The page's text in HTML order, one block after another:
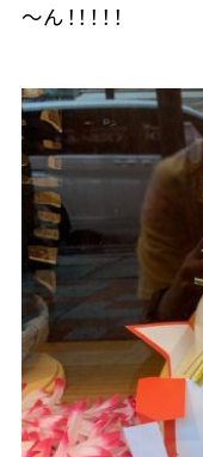
～ん！！！！！